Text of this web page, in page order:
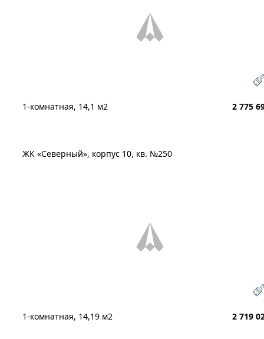
1-комнатная, 14,1 м2 2 775
ЖК «Северный», корпус 10, кв. №250
1-комнатная, 14,19 м2 2 719